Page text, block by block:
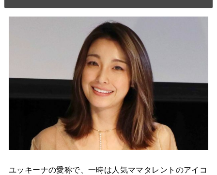
ユッキーナの愛称で、一時は人気ママタレントのアイコ